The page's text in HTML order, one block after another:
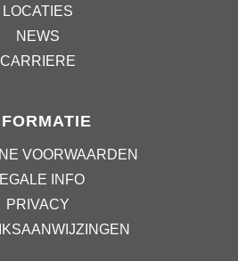
LOCATIES
NEWS
CARRIERE
VOORWAARDEN
INFO
PRIVACY